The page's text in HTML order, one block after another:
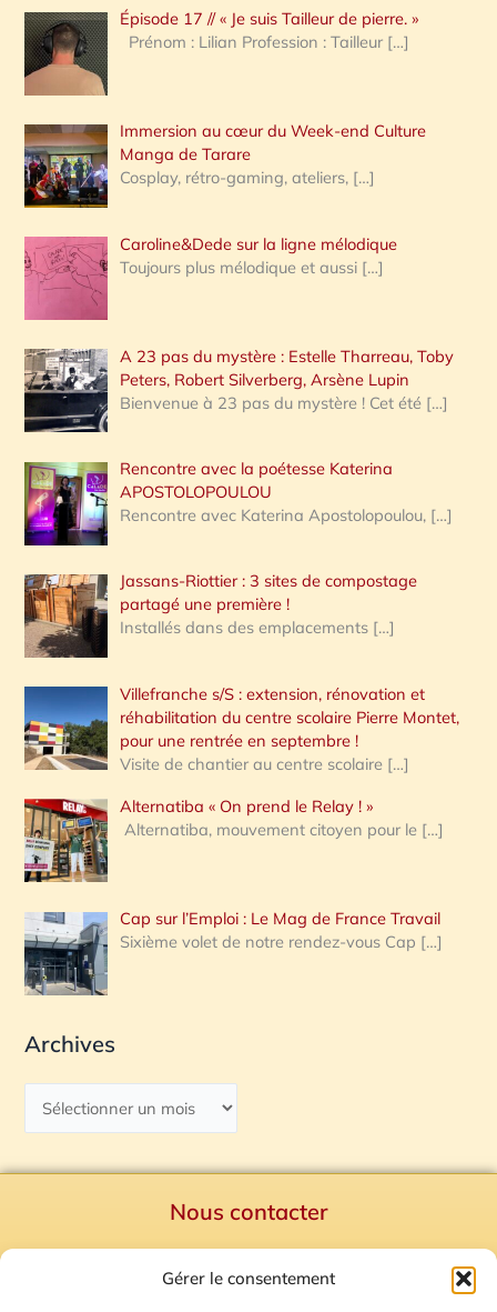
Gérer le consentement
h
e
:
Épisode 17 // « Je suis Tailleur de pierre. »
Prénom : Lilian Profession : Tailleur […]
Immersion au cœur du Week-end Culture
Manga de Tarare
Cosplay, rétro-gaming, ateliers, […]
Caroline&Dede sur la ligne mélodique
Toujours plus mélodique et aussi […]
A 23 pas du mystère : Estelle Tharreau, Toby
Peters, Robert Silverberg, Arsène Lupin
Bienvenue à 23 pas du mystère ! Cet été […]
Rencontre avec la poétesse Katerina
APOSTOLOPOULOU
Rencontre avec Katerina Apostolopoulou, […]
Jassans-Riottier : 3 sites de compostage
partagé une première !
Installés dans des emplacements […]
Villefranche s/S : extension, rénovation et
réhabilitation du centre scolaire Pierre Montet,
pour une rentrée en septembre !
Visite de chantier au centre scolaire […]
Alternatiba « On prend le Relay ! »
Alternatiba, mouvement citoyen pour le […]
Cap sur l’Emploi : Le Mag de France Travail
Sixième volet de notre rendez-vous Cap […]
Archives
Nous contacter